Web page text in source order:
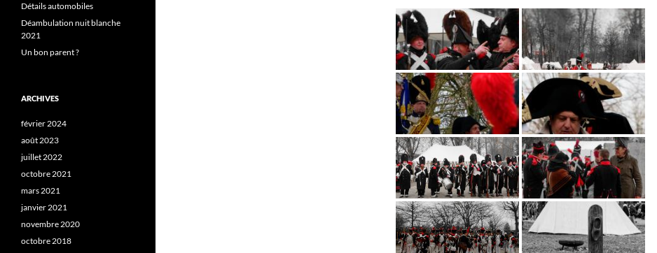
Détails automobiles
Déambulation nuit blanche
2021
Un bon parent ?
ARCHIVES
février 2024
août 2023
juillet 2022
octobre 2021
mars 2021
janvier 2021
novembre 2020
octobre 2018